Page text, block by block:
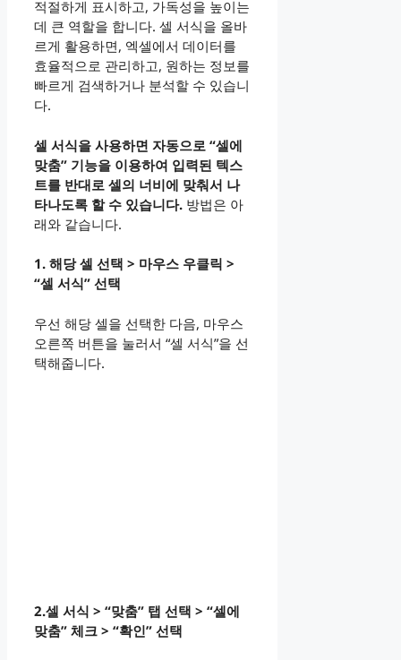
적절하게 표시하고, 가독성을 높이는
데 큰 역할을 합니다. 셀 서식을 올바
르게 활용하면, 엑셀에서 데이터를
효율적으로 관리하고, 원하는 정보를
빠르게 검색하거나 분석할 수 있습니
다.
셀 서식을 사용하면 자동으로 “셀에
맞춤” 기능을 이용하여 입력된 텍스
트를 반대로 셀의 너비에 맞춰서 나
타나도록 할 수 있습니다. 방법은 아
래와 같습니다.
1. 해당 셀 선택 > 마우스 우클릭 >
“셀 서식” 선택
우선 해당 셀을 선택한 다음, 마우스
오른쪽 버튼을 눌러서 “셀 서식”을 선
택해줍니다.
2.셀 서식 > “맞춤” 탭 선택 > “셀에
맞춤” 체크 > “확인” 선택